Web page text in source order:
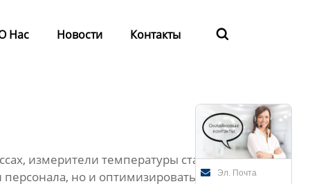
Нас Новости Контакты 
Эл. Почта
измерители температуры стали
но и оптимизировать